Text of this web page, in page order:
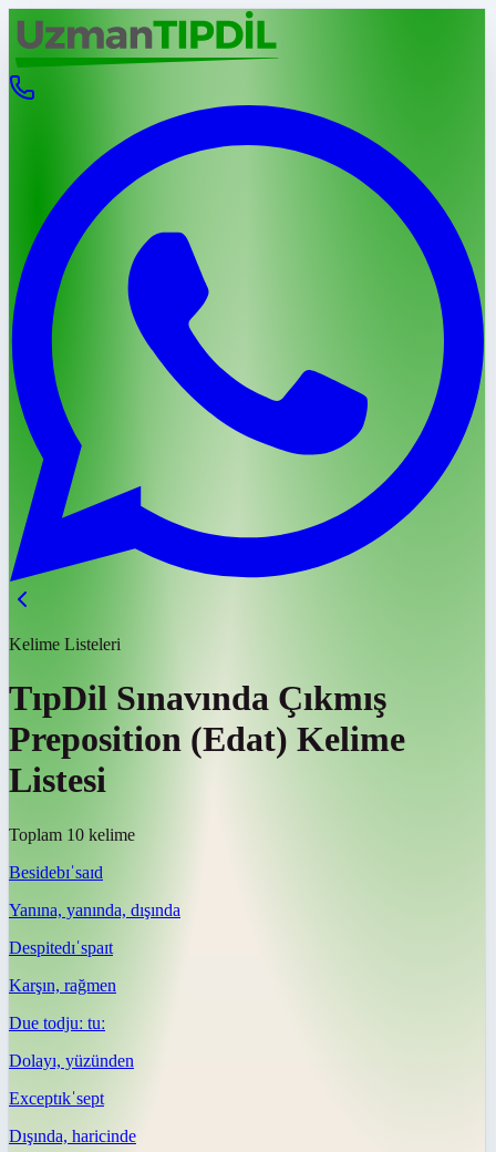
Kelime Listeleri
TıpDil Sınavında Çıkmış
Preposition (Edat) Kelime
Listesi
Toplam 10 kelime
Besidebɪˈsaɪd
Yanına, yanında, dışında
Despitedɪˈspaɪt
Karşın, rağmen
Due todjuː tuː
Dolayı, yüzünden
Exceptɪkˈsept
Dışında, haricinde